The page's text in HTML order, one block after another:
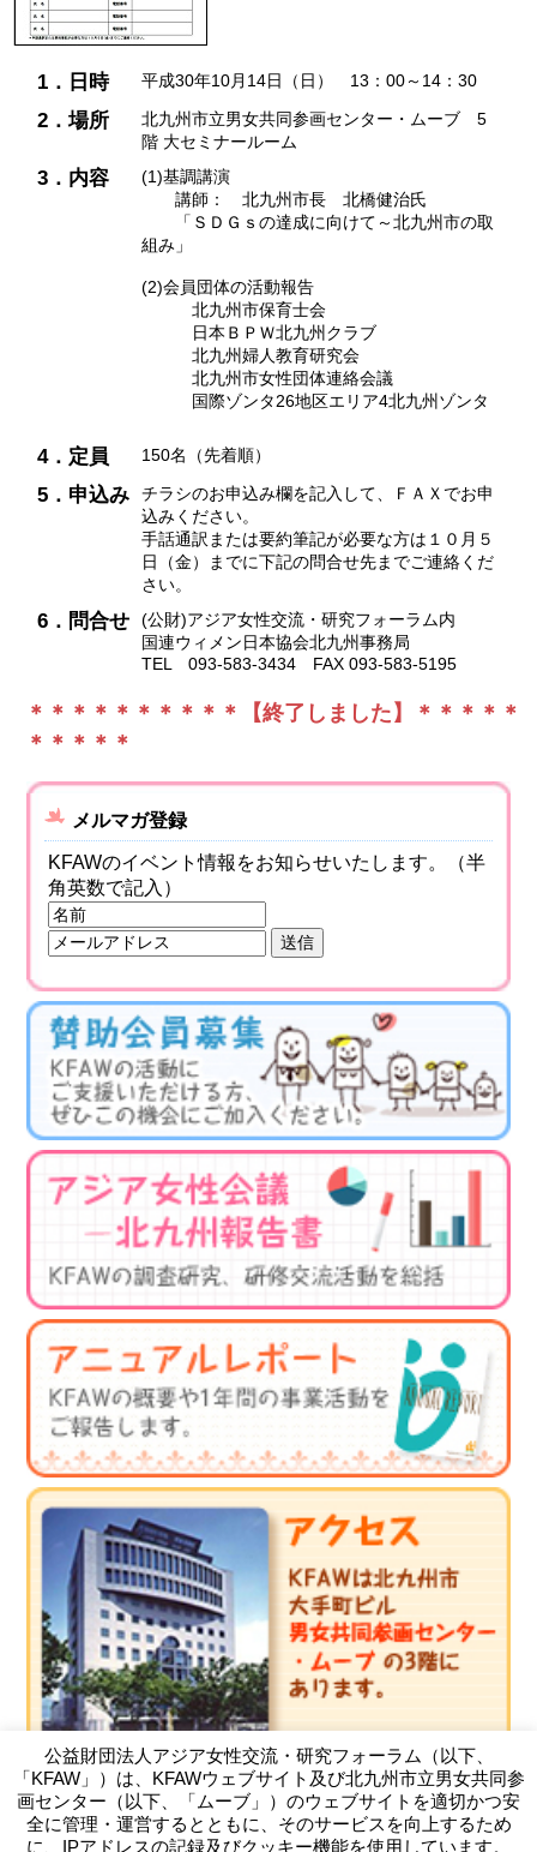
1．日時 平成30年10月14日（日） 13：00～14：30
2．場所
北九州市立男女共同参画センター・ムーブ 5
階 大セミナールーム
3．内容
(1)基調講演
講師： 北九州市長 北橋健治氏
「ＳＤＧｓの達成に向けて～北九州市の取
組み」
(2)会員団体の活動報告
北九州市保育士会
日本ＢＰＷ北九州クラブ
北九州婦人教育研究会
北九州市女性団体連絡会議
国際ゾンタ26地区エリア4北九州ゾンタ
4．定員 150名（先着順）
5．申込み
チラシのお申込み欄を記入して、ＦＡＸでお申
込みください。
手話通訳または要約筆記が必要な方は１０月５
日（金）までに下記の問合せ先までご連絡くだ
さい。
6．問合せ
(公財)アジア女性交流・研究フォーラム内
国連ウィメン日本協会北九州事務局
TEL 093-583-3434 FAX 093-583-5195
＊＊＊＊＊＊＊＊＊＊【終了しました】＊＊＊＊＊
＊＊＊＊＊
メルマガ登録
KFAWのイベント情報をお知らせいたします。（半
角英数で記入）
公益財団法人アジア女性交流・研究フォーラム（以下、
「KFAW」）は、KFAWウェブサイト及び北九州市立男女共同参
画センター（以下、「ムーブ」）のウェブサイトを適切かつ安
全に管理・運営するとともに、そのサービスを向上するため
に、IPアドレスの記録及びクッキー機能を使用しています。